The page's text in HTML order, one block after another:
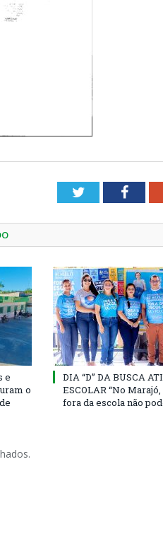
Twitter
e
o
DIA “D” DA BUSCA
ESCOLAR “No
fora da escola não